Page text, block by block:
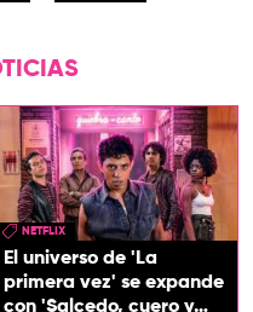
NETFLIX
El universo de 'La
primera vez' se expande
con 'Salcedo, cuero y